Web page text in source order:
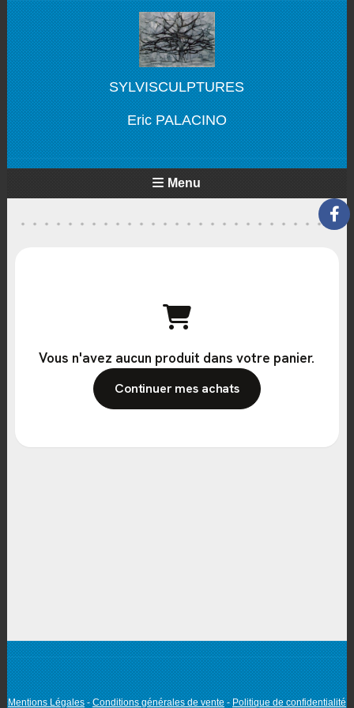
SYLVISCULPTURES
Eric PALACINO
Menu
Vous n'avez aucun produit dans votre panier.
Continuer mes achats
Mentions Légales Conditions générales de vente Politique de confidentialité